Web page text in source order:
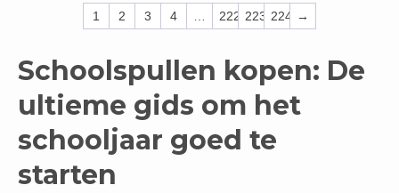
1 2 3 4 … 222 223 224 →
Schoolspullen kopen: De
ultieme gids om het
schooljaar goed te
starten